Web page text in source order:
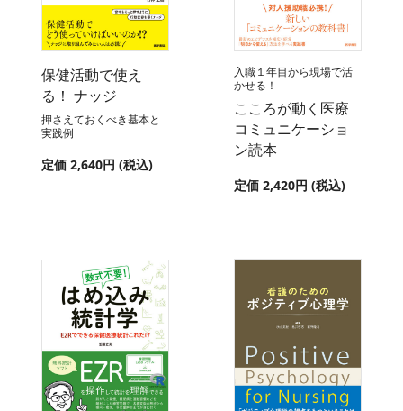
保健活動で使え
る！ ナッジ
押さえておくべき基本と
実践例
定価 2,640円 (税込)
入職１年目から現場で活
かせる！
こころが動く医療
コミュニケーショ
ン読本
定価 2,420円 (税込)